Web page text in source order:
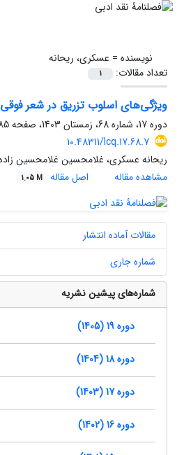
نویسنده = عسکری، ریحانه
تعداد مقالات:
1
ویژگی‌های اسلوب تزریق در شعر
دوره 17، شماره 68، زمستان 1403، صفحه
223
10.48311/lcq.17.68.7
ریحانه عسکری، غلامحسین غلامحسین زاده،
مشاهده مقاله
اصل مقاله 1.05 M
مقالات آماده انتشار
شماره جاری
شماره‌های پیشین نشریه
دوره 19 (1405)
دوره 18 (1404)
دوره 17 (1403)
دوره 16 (1402)